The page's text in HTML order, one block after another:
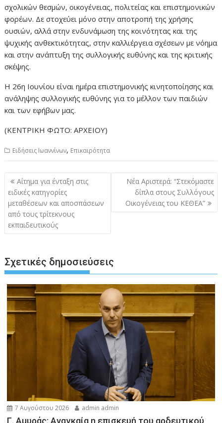
σχολικών θεσμών, οικογένειας, πολιτείας και επιστημονικών
φορέων. Δε στοχεύει μόνο στην αποτροπή της χρήσης
ουσιών, αλλά στην ενδυνάμωση της κοινότητας και της
ψυχικής ανθεκτικότητας, στην καλλιέργεια σχέσεων με νόημα
και στην ανάπτυξη της συλλογικής ευθύνης και της κριτικής
σκέψης.
Η 26η Ιουνίου είναι ημέρα επιστημονικής κινητοποίησης και
ανάληψης συλλογικής ευθύνης για το μέλλον των παιδιών
και των εφήβων μας.
(ΚΕΝΤΡΙΚΗ ΦΩΤΟ: ΑΡΧΕΙΟΥ)
Ειδήσεις Ιωαννίνων, Επικαιρότητα
Πλοήγηση
άρθρων
Αίτημα για ένταξη στις
ειδικές κατηγορίες
μεταθέσεων και αποσπάσεων
από τους τρίτεκνους
εκπαιδευτικούς
Νέα Αριστερά: “Στεκόμαστε
δίπλα στους Συλλόγους
Οικογένειας του ΚΕΘΕΑ”
Σχετικές δημοσιεύσεις
7 Αυγούστου 2026 admin admin
Γ. Αμυράς: Αναγκαία η επισκευή του αρδευτικού